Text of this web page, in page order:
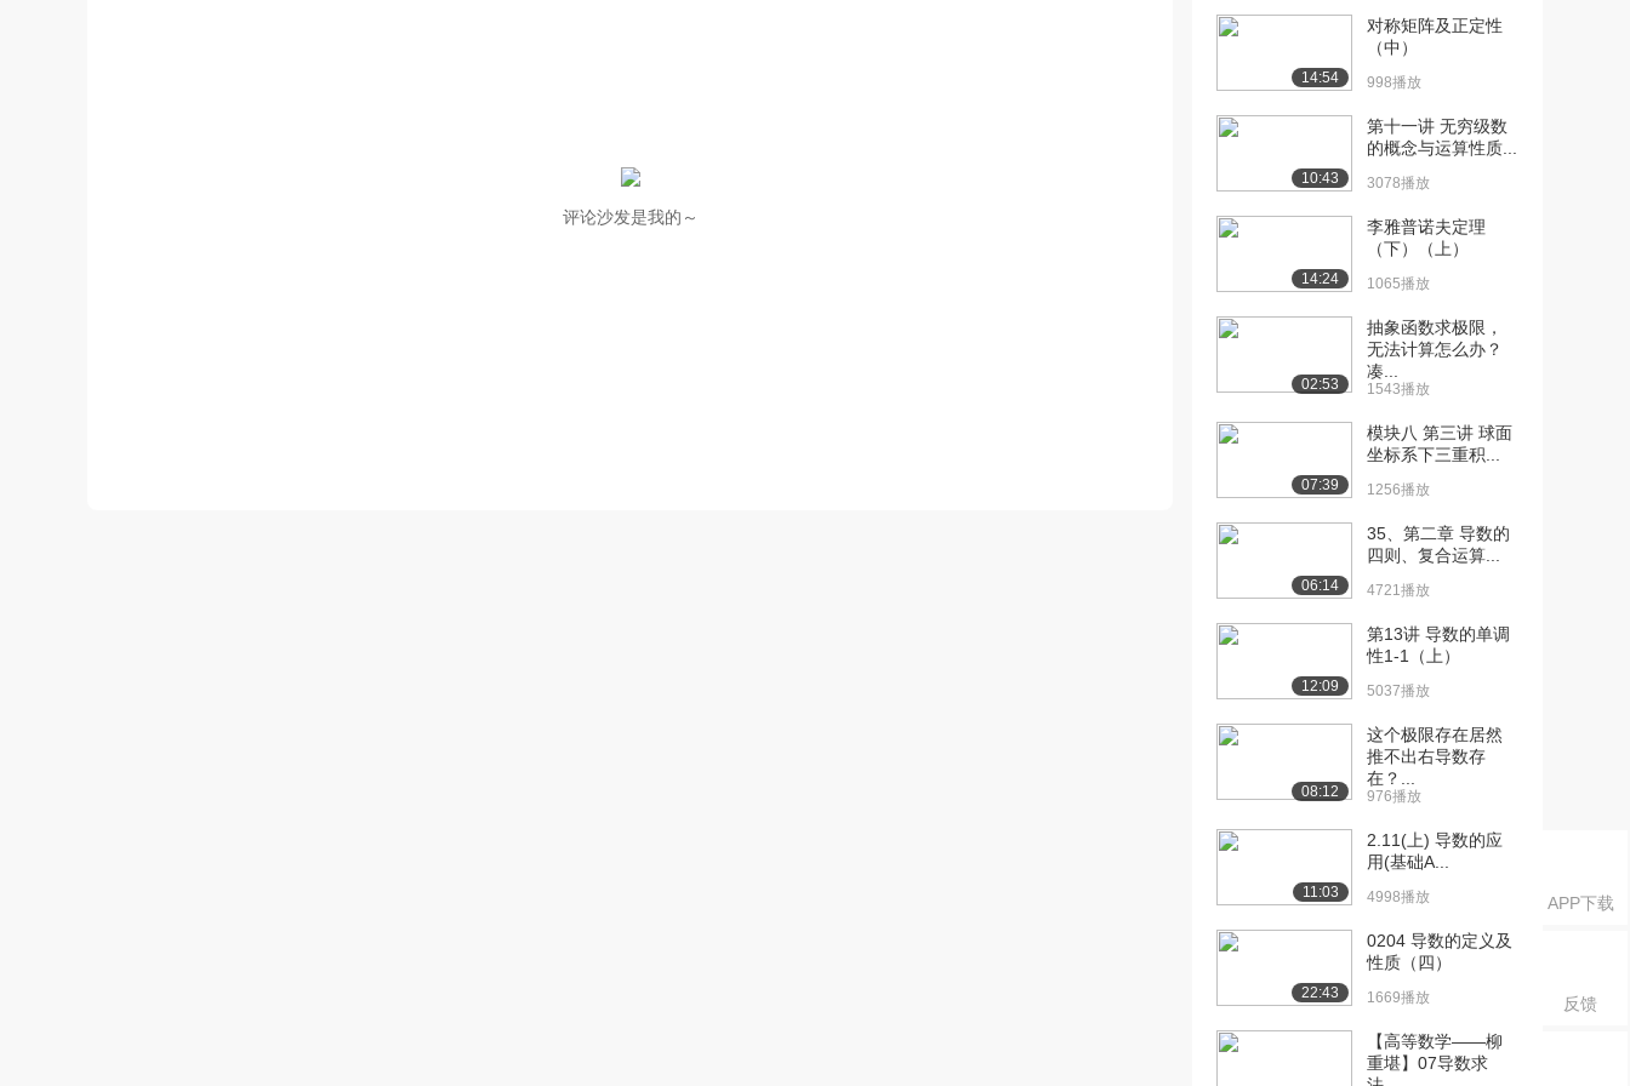
APP下载
反馈
评论沙发是我的～
[10] 第二讲 多元函数的极
限与连续（二）...
1584播放
06:40
[11] 第二讲 多元函数的极
07:16
[12] 第二讲 多元函数的极
07:14
[13] 第二讲 多元函数的极
04:03
[14] 第二讲 多元函数的极
05:10
[15] 第三讲 偏导数（一）
3388播放
02:09
[16] 第三讲 偏导数（二）
[17] 第三讲 偏导数（三）
[18] 第三讲 偏导数（四）
08:12
[19] 第三讲 偏导数（四）
08:09
[20] 第三讲 偏导数（五）
（上）
07:42
[21] 第三讲 偏导数（五）
（下）
14:54
对称矩阵及正定性
（中）
998播放
10:43
第十一讲 无穷级数
的概念与运算性质...
3078播放
14:24
李雅普诺夫定理
（下）（上）
1065播放
02:53
抽象函数求极限，
无法计算怎么办？
凑...
1543播放
07:39
模块八 第三讲 球面
坐标系下三重积...
1256播放
06:14
35、第二章 导数的
四则、复合运算...
4721播放
12:09
第13讲 导数的单调
性1-1（上）
5037播放
08:12
这个极限存在居然
推不出右导数存
在？...
976播放
11:03
2.11(上) 导数的应
用(基础A...
4998播放
22:43
0204 导数的定义及
性质（四）
1669播放
【高等数学——柳
重堪】07导数求